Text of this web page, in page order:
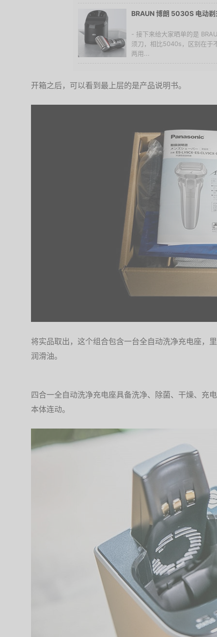
BRAUN 博朗 5030S 电动
- 接下来给大家晒单的是
须刀，相比5040s，区别在于
两用...
开箱之后，可以看到最上层的是产品说明书。
将实品取出，这个组合包含一台全自动洗净充电座，
润滑油。
四合一全自动洗净充电座具备洗净、除菌、干燥、充
本体连动。